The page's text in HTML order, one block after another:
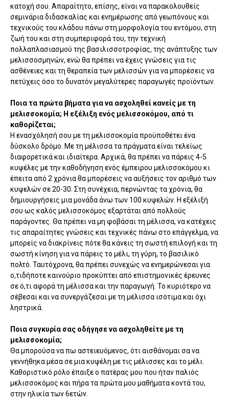
κατοχή σου. Απαραίτητο, επίσης, είναι να παρακολουθείς
σεμινάρια διδασκαλίας και ενημέρωσης από γεωπόνους και
τεχνικούς του κλάδου πάνω στη μορφολογία του εντόμου, στη
ζωή του και στη συμπεριφορά του, την τεχνική
πολλαπλασιασμού της βασιλισσοτροφίας, της ανάπτυξης των
μελισσοσμηνών, ενώ θα πρέπει να έχεις γνώσεις για τις
ασθένειες και τη θεραπεία των μελισσών για να μπορέσεις να
πετύχεις όσο το δυνατόν μεγαλύτερες παραγωγές προϊόντων.
Ποια τα πρώτα βήματα για να ασχοληθεί κανείς με τη
μελισσοκομία; Η εξέλιξη ενός μελισσοκόμου, από τι
καθορίζεται;
Η ενασχόλησή σου με τη μελισσοκομία προϋποθέτει ένα
δύσκολο δρόμο. Με τη μέλισσα τα πράγματα είναι τελείως
διαφορετικά και ιδιαίτερα. Αρχικά, θα πρέπει να πάρεις 4-5
κυψέλες με την καθοδήγηση ενός έμπειρου μελισσοκόμου κι
έπειτα από 2 χρόνια θα μπορέσεις να αυξήσεις τον αριθμό των
κυψελών σε 20-30. Στη συνέχεια, περνώντας τα χρόνια, θα
δημιουργήσεις μια μονάδα άνω των 100 κυψελών. Η εξέλιξή
σου ως καλός μελισσοκόμος εξαρτάται από πολλούς
παράγοντες. Θα πρέπει να μη φοβάσαι τη μέλισσα, να κατέχεις
τις απαραίτητες γνώσεις και τεχνικές πάνω στο επάγγελμα, να
μπορείς να διακρίνεις πότε θα κάνεις τη σωστή επιλογή και τη
σωστή κίνηση για να πάρεις το μέλι, τη γύρη, το βασιλικό
πολτό. Ταυτόχρονα, θα πρέπει συνεχώς να ενημερώνεσαι για
ο,τιδήποτε καινούριο προκύπτει από επιστημονικές έρευνες
σε ό,τι αφορά τη μέλισσα και την παραγωγή. Το κυριότερο να
σέβεσαι και να συνεργάζεσαι με τη μέλισσα ισότιμα και όχι
ληστρικά.
Ποια συγκυρία σας οδήγησε να ασχοληθείτε με τη
μελισσοκομία;
Θα μπορούσα να πω αστειευόμενος, ότι αισθάνομαι σα να
γεννήθηκα μέσα σε μια κυψέλη με τις μέλισσες και το μέλι.
Καθοριστικό ρόλο έπαιξε ο πατέρας μου που ήταν παλιός
μελισσοκόμος και πήρα τα πρώτα μου μαθήματα κοντά του,
στην ηλικία των 6ετών.